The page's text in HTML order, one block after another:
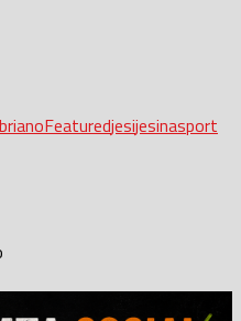
Featuredjesijesinasport